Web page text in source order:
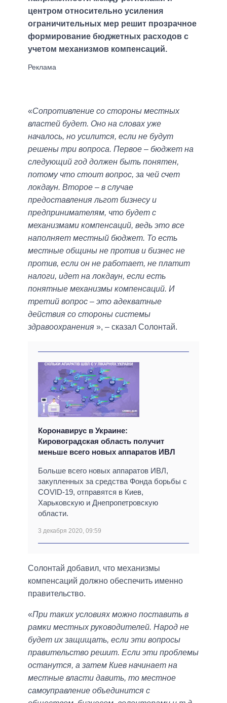
центром относительно усиления
ограничительных мер решит прозрачное
формирование бюджетных расходов с
учетом механизмов компенсаций.
«Сопротивление со стороны местных
властей будет. Оно на словах уже
началось, но усилится, если не будут
решены три вопроса. Первое ‒ бюджет на
следующий год должен быть понятен,
потому что стоит вопрос, за чей счет
локдаун. Второе ‒ в случае
предоставления льгот бизнесу и
предпринимателям, что будет с
механизмами компенсаций, ведь это все
наполняет местный бюджет. То есть
местные общины не против и бизнес не
против, если он не работает, не платит
налоги, идет на локдаун, если есть
понятные механизмы компенсаций. И
третий вопрос ‒ это адекватные
действия со стороны системы
здравоохранения », ‒ сказал Солонтай.
Коронавирус в Украине:
Кировоградская область получит
меньше всего новых аппаратов ИВЛ
Больше всего новых аппаратов ИВЛ,
закупленных за средства Фонда борьбы с
COVID-19, отправятся в Киев,
Харьковскую и Днепропетровскую
области.
3 декабря 2020, 09:59
Солонтай добавил, что механизмы
компенсаций должно обеспечить именно
правительство.
«При таких условиях можно поставить в
рамки местных руководителей. Народ не
будет их защищать, если эти вопросы
правительство решит. Если эти проблемы
останутся, а затем Киев начинает на
местные власти давить, то местное
самоуправление объединится с